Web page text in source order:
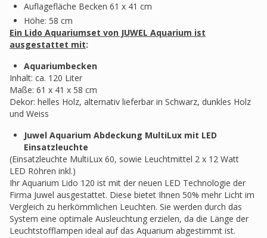
Auflagefläche Becken 61 x 41 cm​
Höhe: 58 cm
Ein Lido Aquariumset von JUWEL Aquarium ist
ausgestattet mit:
Aquariumbecken
Inhalt: ca. 120 Liter
Maße: 61 x 41 x 58 cm
Dekor: helles Holz, alternativ lieferbar in Schwarz, dunkles Holz
und Weiss
Juwel Aquarium Abdeckung MultiLux mit LED
Einsatzleuchte
(Einsatzleuchte MultiLux 60, sowie Leuchtmittel 2 x 12 Watt
LED Röhren inkl.)
Ihr Aquarium Lido 120 ist mit der neuen LED Technologie der
Firma Juwel ausgestattet. Diese bietet Ihnen 50% mehr Licht im
Vergleich zu herkömmlichen Leuchten. Sie werden durch das
System eine optimale Ausleuchtung erzielen, da die Länge der
Leuchtstofflampen ideal auf das Aquarium abgestimmt ist.